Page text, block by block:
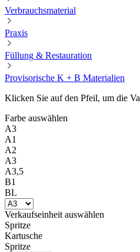
Verbrauchsmaterial
Praxis
Füllung & Restauration
Provisorische K + B Materialien
Klicken Sie auf den Pfeil, um die
Farbe auswählen
A3
A1
A2
A3
A3,5
B1
BL
Verkaufseinheit auswählen
Spritze
Kartusche
Spritze